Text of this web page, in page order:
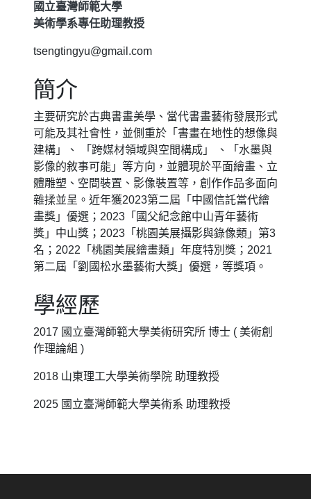
國立臺灣師範大學
美術學系專任助理教授
tsengtingyu@gmail.com
簡介
主要研究於古典書畫美學、當代書畫藝術發展形式
可能及其社會性，並側重於「書畫在地性的想像與
建構」、 「跨媒材領域與空間構成」 、「水墨與
影像的敘事可能」等方向，並體現於平面繪畫、立
體雕塑、空間裝置、影像裝置等，創作作品多面向
雜揉並呈。近年獲2023第二屆「中國信託當代繪
畫獎」優選；2023「國父紀念館中山青年藝術
獎」中山獎；2023「桃園美展攝影與錄像類」第3
名；2022「桃園美展繪畫類」年度特別獎；2021
第二屆「劉國松水墨藝術大獎」優選，等獎項。
學經歷
2017 國立臺灣師範大學美術研究所 博士 ( 美術創
作理論組 )
2018 山東理工大學美術學院 助理教授
2025 國立臺灣師範大學美術系 助理教授